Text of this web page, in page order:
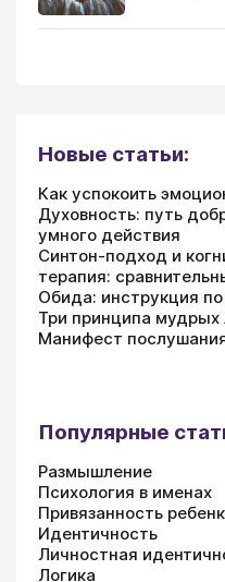
Новые статьи:
Как успокоить
Духовность: путь
умного действия
Синтон-подход и
терапия:
Обида: инструкция
Три принципа
Манифест
Популярные
Размышление
Психология в именах
Привязанность
Идентичность
Личностная
Логика